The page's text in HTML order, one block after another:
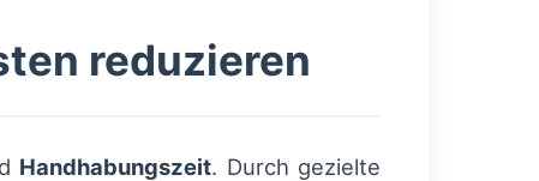
reduzieren
Handhabungszeit. Durch gezielte